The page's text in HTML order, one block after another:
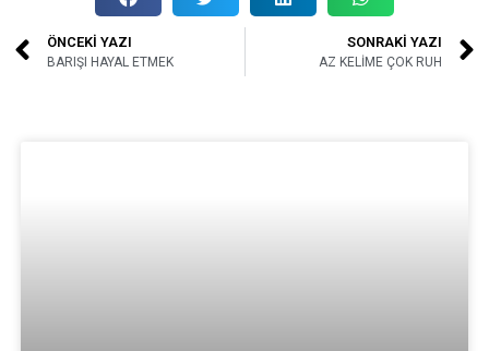
ÖNCEKİ YAZI
BARIŞI HAYAL ETMEK
SONRAKİ YAZI
AZ KELİME ÇOK RUH